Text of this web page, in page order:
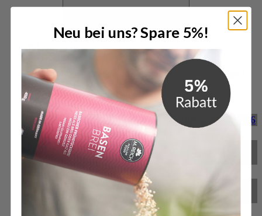
Magazin
Bleibe informiert mit unseren regelmäßigen Blogbeiträgen!
Spannende Themen rund um gesunde Ernährung,
Körperpflege und aktuelle Trends warten auf dich.
M. Reich gewinnt Deutschen Exzellenz-Preis 2026
M. Reich GmbH für herausragende Service-
Qualität ausgezeichnet
BitterStoffKapseln – das neue Produkt von M.
Reich
Neu bei uns? Spare 5%!